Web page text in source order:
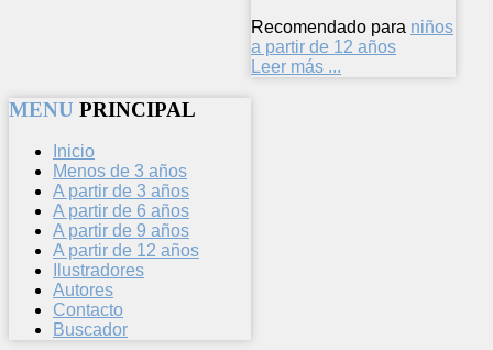
Recomendado para niños
a partir de 12 años
Leer más ...
MENU PRINCIPAL
Inicio
Menos de 3 años
A partir de 3 años
A partir de 6 años
A partir de 9 años
A partir de 12 años
Ilustradores
Autores
Contacto
Buscador